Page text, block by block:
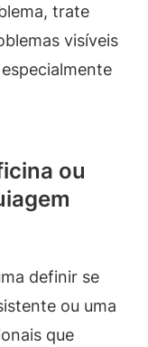
trate
visíveis
ou
definir se
ou uma
que